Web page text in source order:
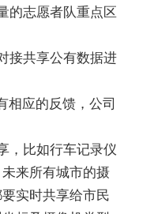
的志愿者队重点区
接共享公有数据进
相应的反馈，公司
，比如行车记录仪
来所有城市的摄
实时共享给市民